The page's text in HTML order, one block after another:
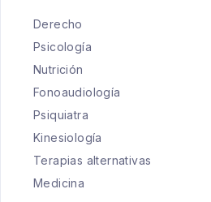
Derecho
Psicología
Nutrición
Fonoaudiología
Psiquiatra
Kinesiología
Terapias alternativas
Medicina